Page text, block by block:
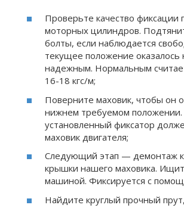
Проверьте качество фиксации
моторных цилиндров.
болты, если наблюдается
текущее положение оказалось
надежным. Нормальным
16-18 кгс/м;
Поверните маховик, чтобы он
нижнем требуемом
установленный фиксатор
маховик двигателя;
Следующий этап — демонтаж
крышки нашего маховика.
машиной. Фиксируется с
Найдите круглый прочный